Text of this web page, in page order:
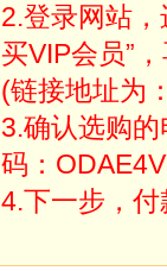
2.登录网站，
买VIP会员”
(链接地址为
3.确认选购
码：
4.下一步，